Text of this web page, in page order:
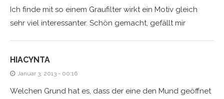
Ich finde mit so einem Graufilter wirkt ein Motiv gleich
sehr viel interessanter. Schön gemacht, gefällt mir
HIACYNTA
Januar 3, 2013 - 00:16
Welchen Grund hat es, dass der eine den Mund geöffnet